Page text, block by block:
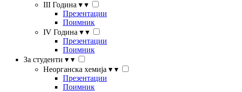
III Година ▾ ▾
Презентации
Поимник
IV Година ▾ ▾
Презентации
Поимник
За студенти ▾ ▾
Неорганска хемија ▾ ▾
Презентации
Поимник